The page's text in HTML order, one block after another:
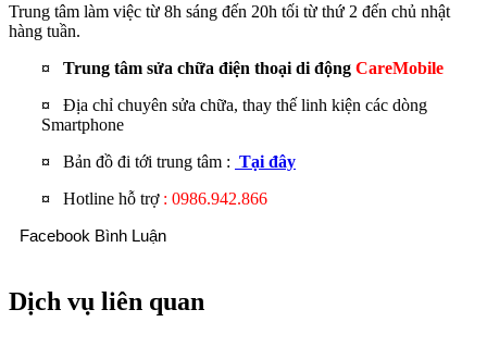
Trung tâm làm việc từ 8h sáng đến 20h tối từ thứ 2 đến chủ nhật
hàng tuần.
¤ Trung tâm sửa chữa điện thoại di động CareMobile
¤ Địa chỉ chuyên sửa chữa, thay thế linh kiện các dòng
Smartphone
¤ Bản đồ đi tới trung tâm : Tại đây
¤ Hotline hỗ trợ : 0986.942.866
Facebook Bình Luận
Dịch vụ liên quan